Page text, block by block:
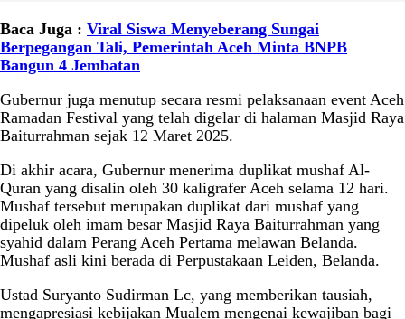
Baca Juga : Viral Siswa Menyeberang Sungai
Berpegangan Tali, Pemerintah Aceh Minta BNPB
Bangun 4 Jembatan
Gubernur juga menutup secara resmi pelaksanaan event Aceh
Ramadan Festival yang telah digelar di halaman Masjid Raya
Baiturrahman sejak 12 Maret 2025.
Di akhir acara, Gubernur menerima duplikat mushaf Al-
Quran yang disalin oleh 30 kaligrafer Aceh selama 12 hari.
Mushaf tersebut merupakan duplikat dari mushaf yang
dipeluk oleh imam besar Masjid Raya Baiturrahman yang
syahid dalam Perang Aceh Pertama melawan Belanda.
Mushaf asli kini berada di Perpustakaan Leiden, Belanda.
Ustad Suryanto Sudirman Lc, yang memberikan tausiah,
mengapresiasi kebijakan Mualem mengenai kewajiban bagi